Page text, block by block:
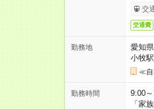
交
交通費
勤務地
愛知
小牧駅
≪自
勤務時間
9:00
「家